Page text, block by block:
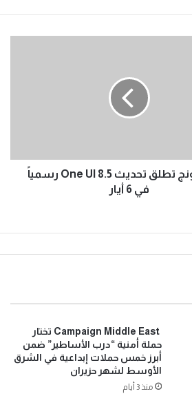
سامسونج تطلق تحديث One UI 8.5 رسمياً
في 6 أيار
Campaign Middle East تختار
حملة أمنية “درب الأساطير” ضمن
أبرز خمس حملات إبداعية في الشرق
الأوسط لشهر حزيران
منذ 3 أيام